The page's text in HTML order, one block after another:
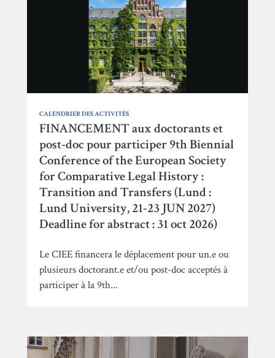
CALENDRIER DES ACTIVITÉS
FINANCEMENT aux doctorants et
post-doc pour participer 9th Biennial
Conference of the European Society
for Comparative Legal History :
Transition and Transfers (Lund :
Lund University, 21-23 JUN 2027)
Deadline for abstract : 31 oct 2026)
Le CIEE financera le déplacement pour un.e ou
plusieurs doctorant.e et/ou post-doc acceptés à
participer à la 9th...